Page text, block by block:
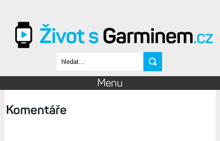
Vyhledávání
Menu
Komentáře